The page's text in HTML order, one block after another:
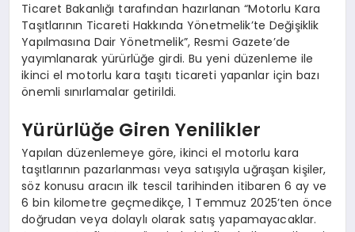
Ticaret Bakanlığı tarafından hazırlanan “Motorlu Kara
Taşıtlarının Ticareti Hakkında Yönetmelik’te Değişiklik
Yapılmasına Dair Yönetmelik”, Resmi Gazete’de
yayımlanarak yürürlüğe girdi. Bu yeni düzenleme ile
ikinci el motorlu kara taşıtı ticareti yapanlar için bazı
önemli sınırlamalar getirildi.
Yürürlüğe Giren Yenilikler
Yapılan düzenlemeye göre, ikinci el motorlu kara
taşıtlarının pazarlanması veya satışıyla uğraşan kişiler,
söz konusu aracın ilk tescil tarihinden itibaren 6 ay ve
6 bin kilometre geçmedikçe, 1 Temmuz 2025’ten önce
doğrudan veya dolaylı olarak satış yapamayacaklar.